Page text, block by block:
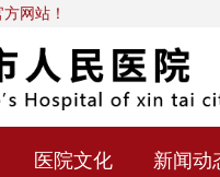
网站！
医院文化 新闻动